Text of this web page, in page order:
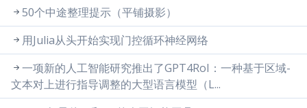
50个中途整理提示（平铺摄影）
用Julia从头开始实现门控循环神经网络
一项新的人工智能研究推出了GPT4RoI：一种基于区域-
文本对上进行指导调整的大型语言模型（L...